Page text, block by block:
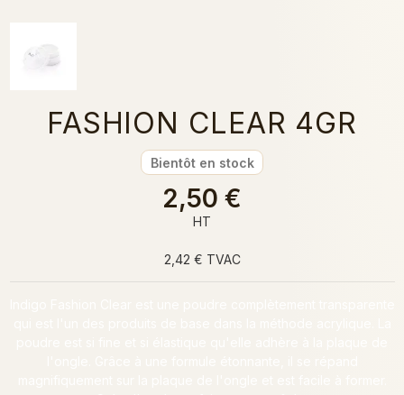
FASHION CLEAR 4GR
Bientôt en stock
2,50 €
HT
2,42 € TVAC